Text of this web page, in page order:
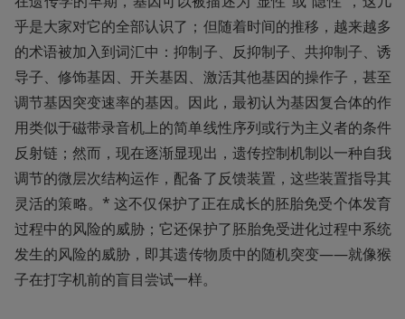
乎是大家对它的全部认识了；但随着时间的推移，越来越多
的术语被加入到词汇中：抑制子、反抑制子、共抑制子、诱
导子、修饰基因、开关基因、激活其他基因的操作子，甚至
调节基因突变速率的基因。因此，最初认为基因复合体的作
用类似于磁带录音机上的简单线性序列或行为主义者的条件
反射链；然而，现在逐渐显现出，遗传控制机制以一种自我
调节的微层次结构运作，配备了反馈装置，这些装置指导其
灵活的策略。* 这不仅保护了正在成长的胚胎免受个体发育
过程中的风险的威胁；它还保护了胚胎免受进化过程中系统
发生的风险的威胁，即其遗传物质中的随机突变——就像猴
子在打字机前的盲目尝试一样。